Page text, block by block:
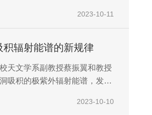
2023-10-11
辐射能谱的新规律
天文学系副教授蔡振翼和教授
吸积的极紫外辐射能谱，发现
2023-10-10